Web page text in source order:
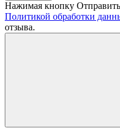
Нажимая кнопку
Политикой обработки
отзыва.